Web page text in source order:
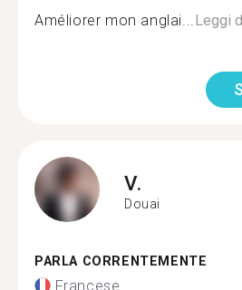
Améliorer mon anglai...Leggi
V.
Douai
PARLA CORRENTEMENTE
Francese